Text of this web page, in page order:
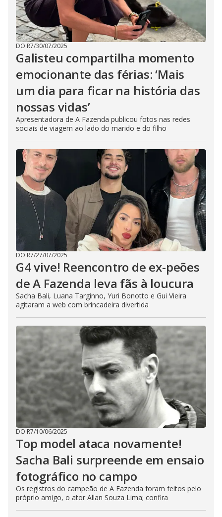
DO R7/30/07/2025
Galisteu compartilha momento
emocionante das férias: ‘Mais
um dia para ficar na história das
nossas vidas’
Apresentadora de A Fazenda publicou fotos nas redes
sociais de viagem ao lado do marido e do filho
DO R7/27/07/2025
G4 vive! Reencontro de ex-peões
de A Fazenda leva fãs à loucura
Sacha Bali, Luana Targinno, Yuri Bonotto e Gui Vieira
agitaram a web com brincadeira divertida
DO R7/10/06/2025
Top model ataca novamente!
Sacha Bali surpreende em ensaio
fotográfico no campo
Os registros do campeão de A Fazenda foram feitos pelo
próprio amigo, o ator Allan Souza Lima; confira